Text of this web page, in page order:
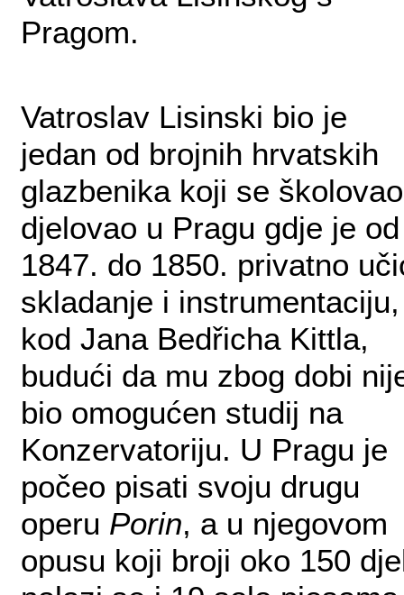
Pragom.
Vatroslav Lisinski bio je
jedan od brojnih hrvatskih
glazbenika koji se
djelovao u Pragu gdje je od
1847. do 1850. privatno
skladanje i instrumentaciju,
kod Jana Bedřicha Kittla,
budući da mu zbog dobi
bio omogućen studij na
Konzervatoriju. U Pragu je
počeo pisati svoju drugu
operu Porin, a u njegovom
opusu koji broji oko 150